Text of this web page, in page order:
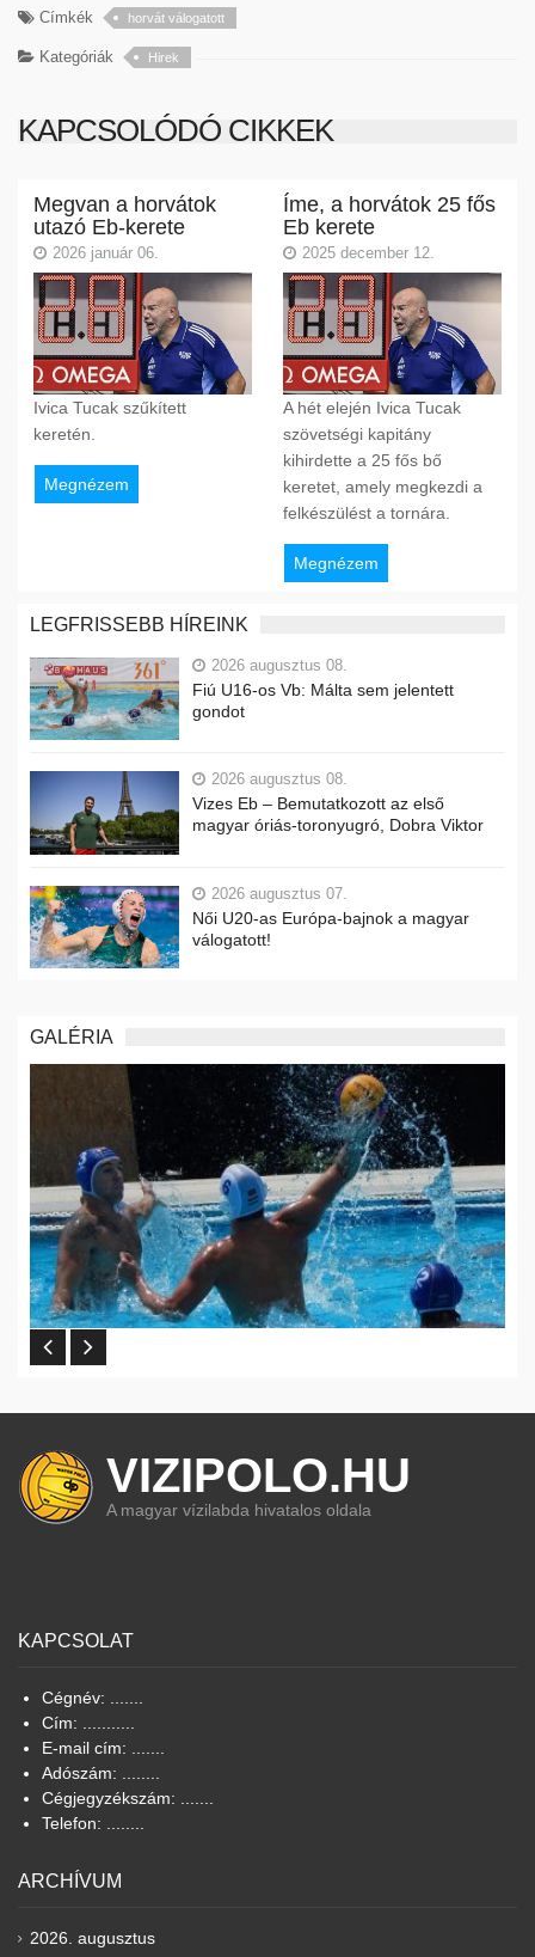
Címkék horvát válogatott
Kategóriák Hirek
KAPCSOLÓDÓ CIKKEK
Megvan a horvátok
utazó Eb-kerete
2026 január 06.
Ivica Tucak szűkített
keretén.
Megnézem
Íme, a horvátok 25 fős
Eb kerete
2025 december 12.
A hét elején Ivica Tucak
szövetségi kapitány
kihirdette a 25 fős bő
keretet, amely megkezdi a
felkészülést a tornára.
Megnézem
LEGFRISSEBB HÍREINK
2026 augusztus 08.
Fiú U16-os Vb: Málta sem jelentett
gondot
2026 augusztus 08.
Vizes Eb – Bemutatkozott az első
magyar óriás-toronyugró, Dobra Viktor
2026 augusztus 07.
Női U20-as Európa-bajnok a magyar
válogatott!
GALÉRIA
VIZIPOLO.HU
A magyar vízilabda hivatalos oldala
KAPCSOLAT
Cégnév: .......
Cím: ...........
E-mail cím: .......
Adószám: ........
Cégjegyzékszám: .......
Telefon: ........
ARCHÍVUM
2026. augusztus